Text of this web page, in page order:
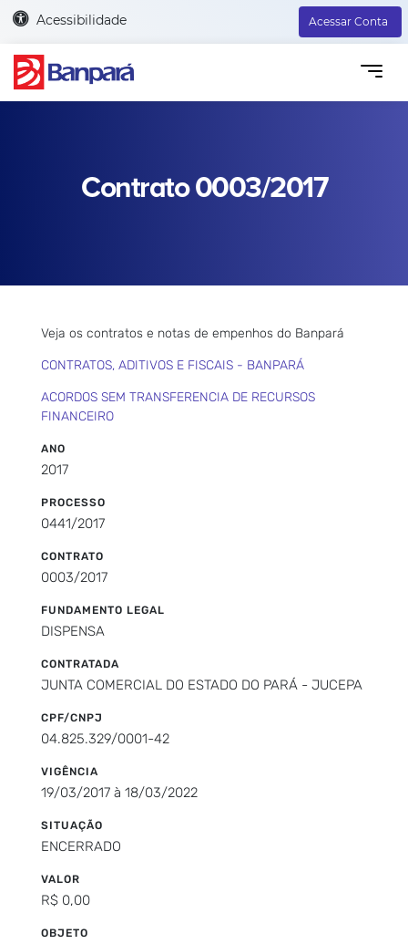
Acessibilidade Acessar Conta
Contrato 0003/2017
Veja os contratos e notas de empenhos do Banpará
CONTRATOS, ADITIVOS E FISCAIS - BANPARÁ
ACORDOS SEM TRANSFERENCIA DE RECURSOS
FINANCEIRO
ANO
2017
PROCESSO
0441/2017
CONTRATO
0003/2017
FUNDAMENTO LEGAL
DISPENSA
CONTRATADA
JUNTA COMERCIAL DO ESTADO DO PARÁ - JUCEPA
CPF/CNPJ
04.825.329/0001-42
VIGÊNCIA
19/03/2017 à 18/03/2022
SITUAÇÃO
ENCERRADO
VALOR
R$ 0,00
OBJETO